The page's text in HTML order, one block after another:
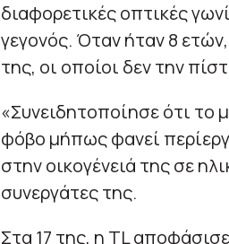
διαφορετικές οπτικές
γεγονός. Όταν ήταν 8
της, οι οποίοι δεν την
«Συνειδητοποίησε ότι το
φόβο μήπως φανεί
στην οικογένειά της σε
συνεργάτες της.
Στα 17 της, η TL